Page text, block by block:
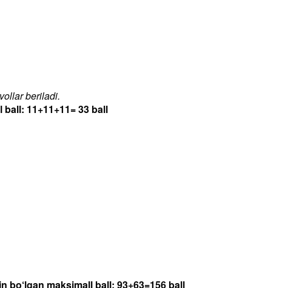
beriladi.
11+11+11= 33 ball
bo‘lgan maksimall ball: 93+63=156 ball